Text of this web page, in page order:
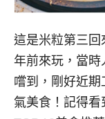
這是米粒第三回
年前來玩，當時
嚐到，剛好近
氣美食！記得